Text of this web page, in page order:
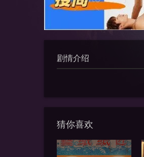
剧情介绍
猜你喜欢